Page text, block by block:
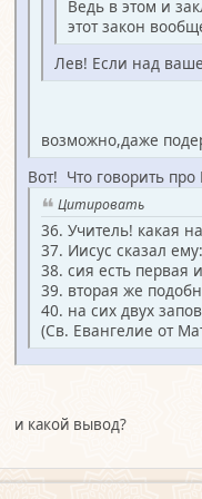
Ведь в этом и
этот закон
Лев! Если над
возможно,даже
Вот! Что говорить про
Цитировать
36. Учитель! какая
37. Иисус сказал
38. сия есть первая
39. вторая же
40. на сих двух
(Св. Евангелие от
и какой вывод?